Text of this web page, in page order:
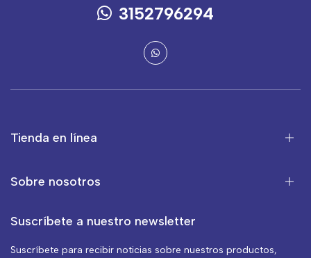
3152796294
Tienda en línea
Sobre nosotros
Suscríbete a nuestro newsletter
Suscríbete para recibir noticias sobre nuestros productos,